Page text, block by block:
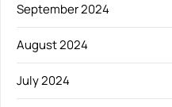
September 2024
August 2024
July 2024